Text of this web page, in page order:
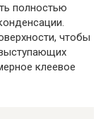
полностью
чтобы
клеевое